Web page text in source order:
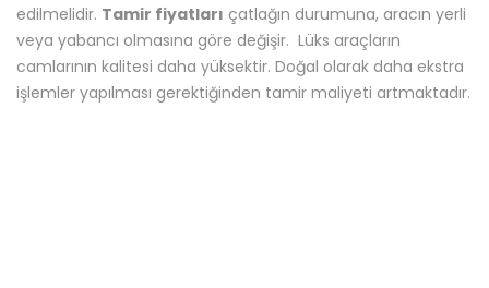
edilmelidir. Tamir fiyatları çatlağın durumuna, aracın yerli
veya yabancı olmasına göre değişir. Lüks araçların
camlarının kalitesi daha yüksektir. Doğal olarak daha ekstra
işlemler yapılması gerektiğinden tamir maliyeti artmaktadır.